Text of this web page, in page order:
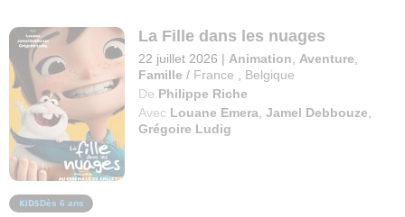
La Fille dans les nuages
22 juillet 2026 | Animation Aventure
Famille / France
Belgique
De Philippe Riche
Avec Louane Emera ,Jamel Debbouze
Grégoire Ludig
Dès 6 ans